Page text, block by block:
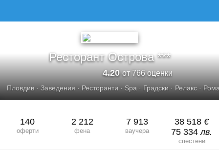
Ресторант Острова ***
4.20от 766 оценки
Пловдив· Заведения · Ресторанти · Spa · Градски · Релакс ·
140
оферти
2 212
фена
7 913
ваучера
38 518 €
75 334лв.
спестени